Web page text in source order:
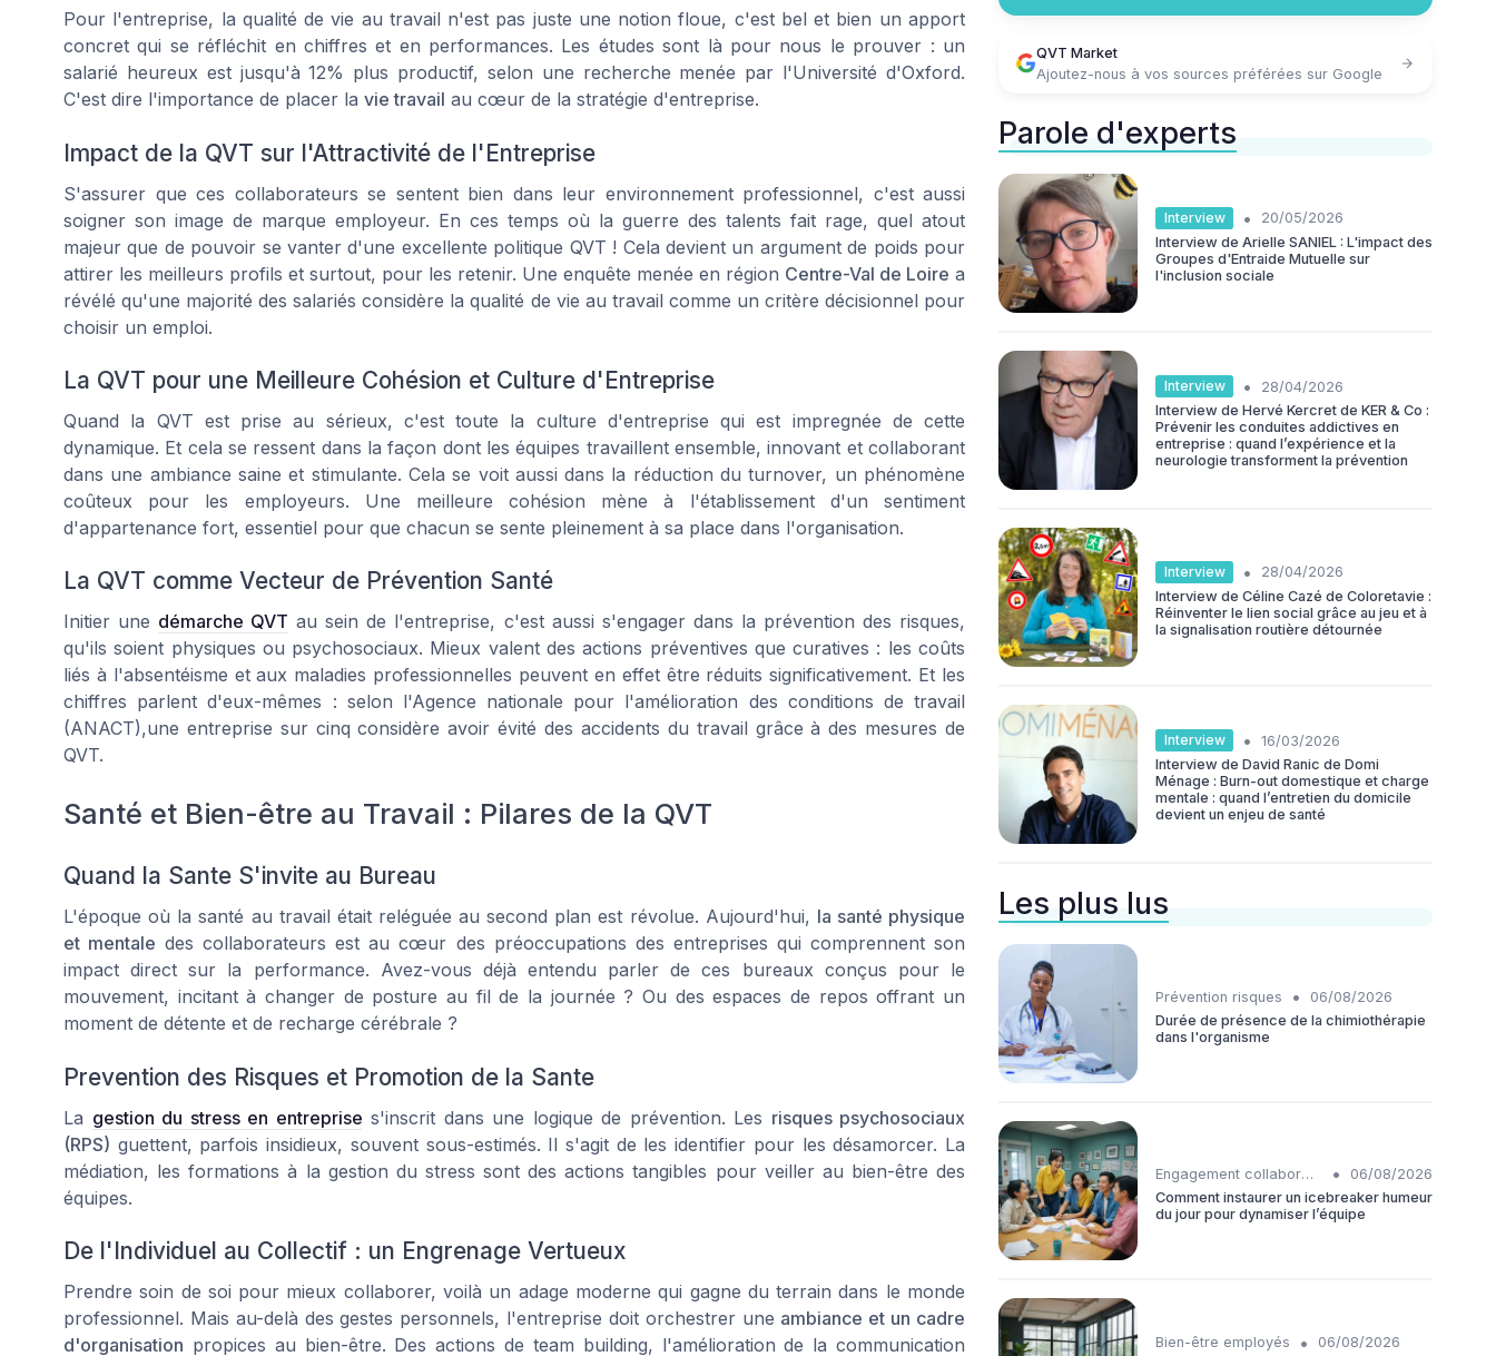
Pour l'entreprise, la qualité de vie au travail n'est pas juste une notion floue, c'est bel et bien un apport
concret qui se réfléchit en chiffres et en performances. Les études sont là pour nous le prouver : un
salarié heureux est jusqu'à 12% plus productif, selon une recherche menée par l'Université d'Oxford.
C'est dire l'importance de placer la vie travail au cœur de la stratégie d'entreprise.
Impact de la QVT sur l'Attractivité de l'Entreprise
S'assurer que ces collaborateurs se sentent bien dans leur environnement professionnel, c'est aussi
soigner son image de marque employeur. En ces temps où la guerre des talents fait rage, quel atout
majeur que de pouvoir se vanter d'une excellente politique QVT ! Cela devient un argument de poids pour
attirer les meilleurs profils et surtout, pour les retenir. Une enquête menée en région Centre-Val de Loire a
révélé qu'une majorité des salariés considère la qualité de vie au travail comme un critère décisionnel pour
choisir un emploi.
La QVT pour une Meilleure Cohésion et Culture d'Entreprise
Quand la QVT est prise au sérieux, c'est toute la culture d'entreprise qui est impregnée de cette
dynamique. Et cela se ressent dans la façon dont les équipes travaillent ensemble, innovant et collaborant
dans une ambiance saine et stimulante. Cela se voit aussi dans la réduction du turnover, un phénomène
coûteux pour les employeurs. Une meilleure cohésion mène à l'établissement d'un sentiment
d'appartenance fort, essentiel pour que chacun se sente pleinement à sa place dans l'organisation.
La QVT comme Vecteur de Prévention Santé
Initier une démarche QVT au sein de l'entreprise, c'est aussi s'engager dans la prévention des risques,
qu'ils soient physiques ou psychosociaux. Mieux valent des actions préventives que curatives : les coûts
liés à l'absentéisme et aux maladies professionnelles peuvent en effet être réduits significativement. Et les
chiffres parlent d'eux-mêmes : selon l'Agence nationale pour l'amélioration des conditions de travail
(ANACT),une entreprise sur cinq considère avoir évité des accidents du travail grâce à des mesures de
QVT.
Santé et Bien-être au Travail : Pilares de la QVT
Quand la Sante S'invite au Bureau
L'époque où la santé au travail était reléguée au second plan est révolue. Aujourd'hui, la santé physique
et mentale des collaborateurs est au cœur des préoccupations des entreprises qui comprennent son
impact direct sur la performance. Avez-vous déjà entendu parler de ces bureaux conçus pour le
mouvement, incitant à changer de posture au fil de la journée ? Ou des espaces de repos offrant un
moment de détente et de recharge cérébrale ?
Prevention des Risques et Promotion de la Sante
La gestion du stress en entreprise s'inscrit dans une logique de prévention. Les risques psychosociaux
(RPS) guettent, parfois insidieux, souvent sous-estimés. Il s'agit de les identifier pour les désamorcer. La
médiation, les formations à la gestion du stress sont des actions tangibles pour veiller au bien-être des
équipes.
De l'Individuel au Collectif : un Engrenage Vertueux
Prendre soin de soi pour mieux collaborer, voilà un adage moderne qui gagne du terrain dans le monde
professionnel. Mais au-delà des gestes personnels, l'entreprise doit orchestrer une ambiance et un cadre
d'organisation propices au bien-être. Des actions de team building, l'amélioration de la communication
QVT Market
Ajoutez-nous à vos sources préférées sur Google
Parole d'experts
Interview •
20/05/2026
Interview de Arielle SANIEL : L'impact des
Groupes d'Entraide Mutuelle sur
l'inclusion sociale
Interview •
28/04/2026
Interview de Hervé Kercret de KER & Co :
Prévenir les conduites addictives en
entreprise : quand l’expérience et la
neurologie transforment la prévention
Interview •
28/04/2026
Interview de Céline Cazé de Coloretavie :
Réinventer le lien social grâce au jeu et à
la signalisation routière détournée
Interview •
16/03/2026
Interview de David Ranic de Domi
Ménage : Burn-out domestique et charge
mentale : quand l’entretien du domicile
devient un enjeu de santé
Les plus lus
Prévention risques •
06/08/2026
Durée de présence de la chimiothérapie
dans l'organisme
Engagement collaborateurs •
06/08/2026
Comment instaurer un icebreaker humeur
du jour pour dynamiser l’équipe
Bien-être employés • 06/08/2026